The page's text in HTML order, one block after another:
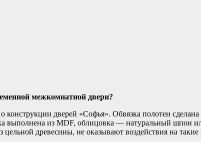
межкомнатной двери?
о конструкции дверей «Софья». Обвязка полотен
выполнена из MDF, облицовка — натуральный шпон
древесины, не оказывают воздействия на такие